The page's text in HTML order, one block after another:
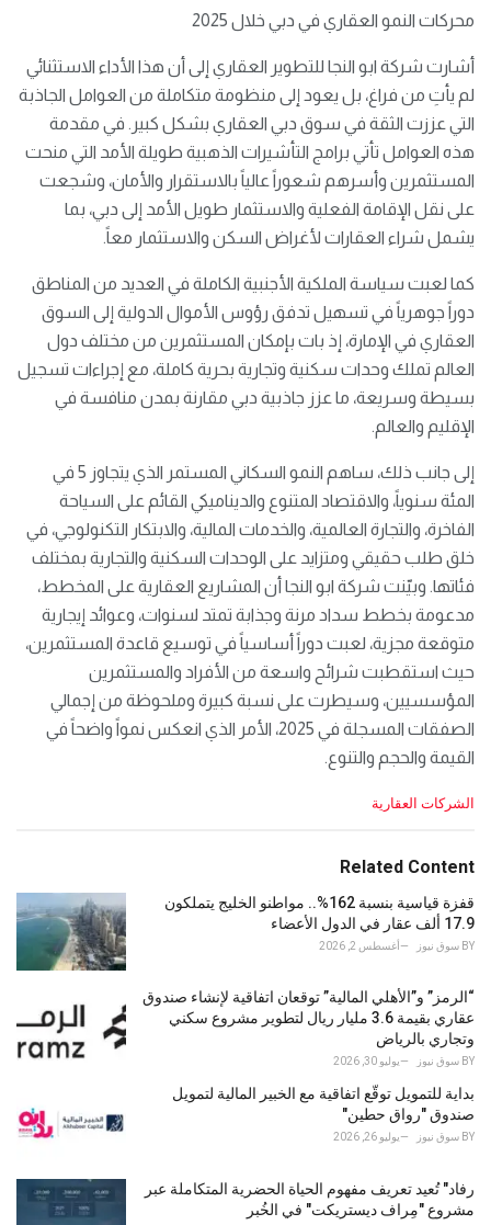
محركات النمو العقاري في دبي خلال 2025
أشارت شركة ابو النجا للتطوير العقاري إلى أن هذا الأداء الاستثنائي
لم يأتِ من فراغ، بل يعود إلى منظومة متكاملة من العوامل الجاذبة
التي عززت الثقة في سوق دبي العقاري بشكل كبير. في مقدمة
هذه العوامل تأتي برامج التأشيرات الذهبية طويلة الأمد التي منحت
المستثمرين وأسرهم شعوراً عالياً بالاستقرار والأمان، وشجعت
على نقل الإقامة الفعلية والاستثمار طويل الأمد إلى دبي، بما
يشمل شراء العقارات لأغراض السكن والاستثمار معاً.
كما لعبت سياسة الملكية الأجنبية الكاملة في العديد من المناطق
دوراً جوهرياً في تسهيل تدفق رؤوس الأموال الدولية إلى السوق
العقاري في الإمارة، إذ بات بإمكان المستثمرين من مختلف دول
العالم تملك وحدات سكنية وتجارية بحرية كاملة، مع إجراءات تسجيل
بسيطة وسريعة، ما عزز جاذبية دبي مقارنة بمدن منافسة في
الإقليم والعالم.
إلى جانب ذلك، ساهم النمو السكاني المستمر الذي يتجاوز 5 في
المئة سنوياً، والاقتصاد المتنوع والديناميكي القائم على السياحة
الفاخرة، والتجارة العالمية، والخدمات المالية، والابتكار التكنولوجي، في
خلق طلب حقيقي ومتزايد على الوحدات السكنية والتجارية بمختلف
فئاتها. وبيّنت شركة ابو النجا أن المشاريع العقارية على المخطط،
مدعومة بخطط سداد مرنة وجذابة تمتد لسنوات، وعوائد إيجارية
متوقعة مجزية، لعبت دوراً أساسياً في توسيع قاعدة المستثمرين،
حيث استقطبت شرائح واسعة من الأفراد والمستثمرين
المؤسسيين، وسيطرت على نسبة كبيرة وملحوظة من إجمالي
الصفقات المسجلة في 2025، الأمر الذي انعكس نمواً واضحاً في
القيمة والحجم والتنوع.
C
e
o
r
i
الشركات العقارية
Related Content
قفزة قياسية بنسبة 162%.. مواطنو الخليج يتملكون
17.9 ألف عقار في الدول الأعضاء
BY سوق نيوز أغسطس 2, 2026
“الرمز” و”الأهلي المالية” توقعان اتفاقية لإنشاء صندوق
عقاري بقيمة 3.6 مليار ريال لتطوير مشروع سكني
وتجاري بالرياض
BY سوق نيوز يوليو 30, 2026
بداية للتمويل توقّع اتفاقية مع الخبير المالية لتمويل
صندوق "رواق حطين"
BY سوق نيوز يوليو 26, 2026
رفاد" تُعيد تعريف مفهوم الحياة الحضرية المتكاملة عبر
مشروع "مِراف ديستريكت" في الخُبر